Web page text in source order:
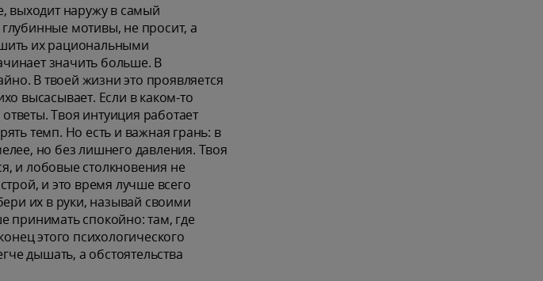
выходит наружу в самый
мотивы, не просит, а
их рациональными
значить больше. В
В твоей жизни это проявляется
высасывает. Если в каком-то
Твоя интуиция работает
темп. Но есть и важная грань: в
но без лишнего давления. Твоя
и лобовые столкновения не
и это время лучше всего
их в руки, называй своими
спокойно: там, где
этого психологического
дышать, а обстоятельства